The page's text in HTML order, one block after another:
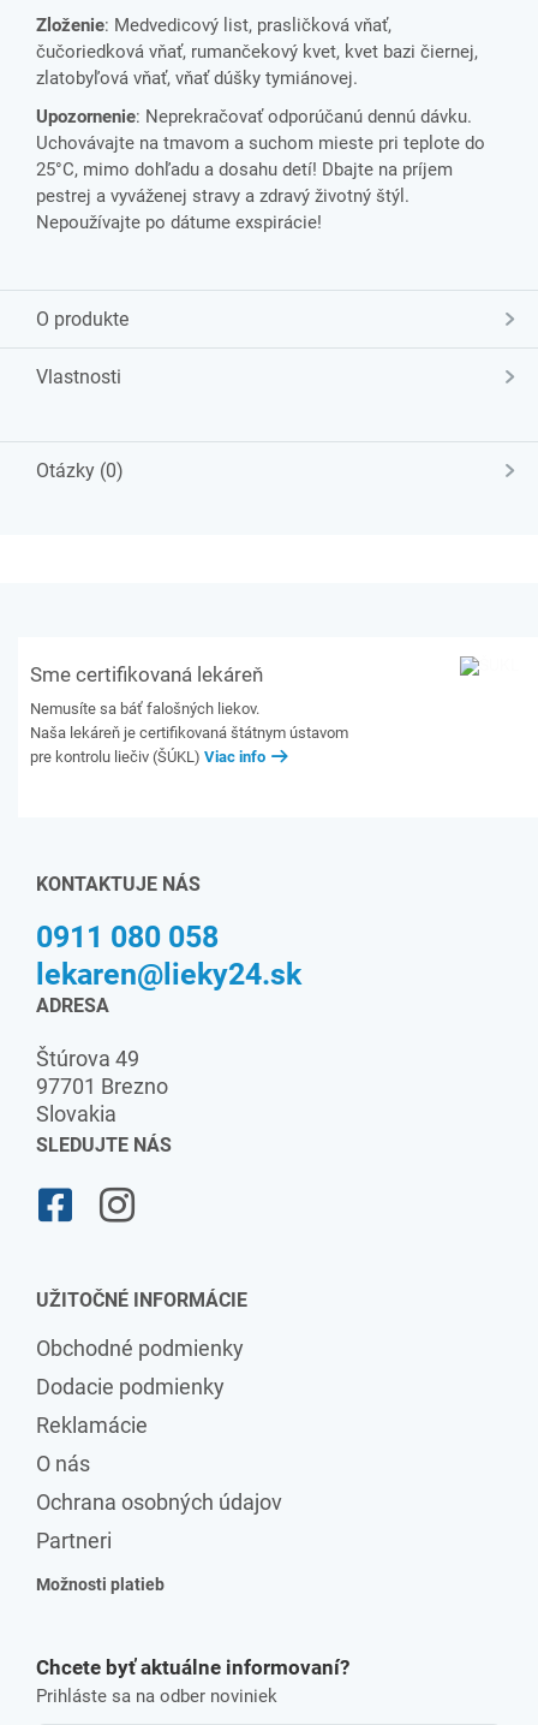
Zloženie: Medvedicový list, prasličková vňať,
čučoriedková vňať, rumančekový kvet, kvet bazi čiernej,
zlatobyľová vňať, vňať dúšky tymiánovej.
Upozornenie: Neprekračovať odporúčanú dennú dávku.
Uchovávajte na tmavom a suchom mieste pri teplote do
25°C, mimo dohľadu a dosahu detí! Dbajte na príjem
pestrej a vyváženej stravy a zdravý životný štýl.
Nepoužívajte po dátume exspirácie!
O produkte
Vlastnosti
Otázky (0)
Sme certifikovaná lekáreň
Nemusíte sa báť falošných liekov.
Naša lekáreň je certifikovaná štátnym ústavom
pre kontrolu liečiv (ŠÚKL) Viac info
KONTAKTUJE NÁS
0911 080 058
lekaren@lieky24.sk
ADRESA
Štúrova 49
97701 Brezno
Slovakia
SLEDUJTE NÁS
UŽITOČNÉ INFORMÁCIE
Obchodné podmienky
Dodacie podmienky
Reklamácie
O nás
Ochrana osobných údajov
Partneri
Možnosti platieb
Chcete byť aktuálne informovaní?
Prihláste sa na odber noviniek